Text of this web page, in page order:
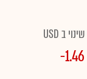
שינוי ב USD
-1.46